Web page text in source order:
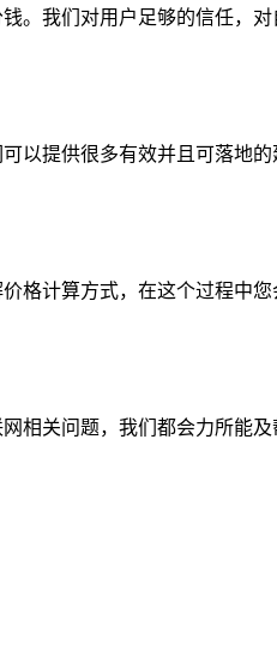
。我们对用户足够的信任，对
以提供很多有效并且可落地
格计算方式，在这个过程中
相关问题，我们都会力所能